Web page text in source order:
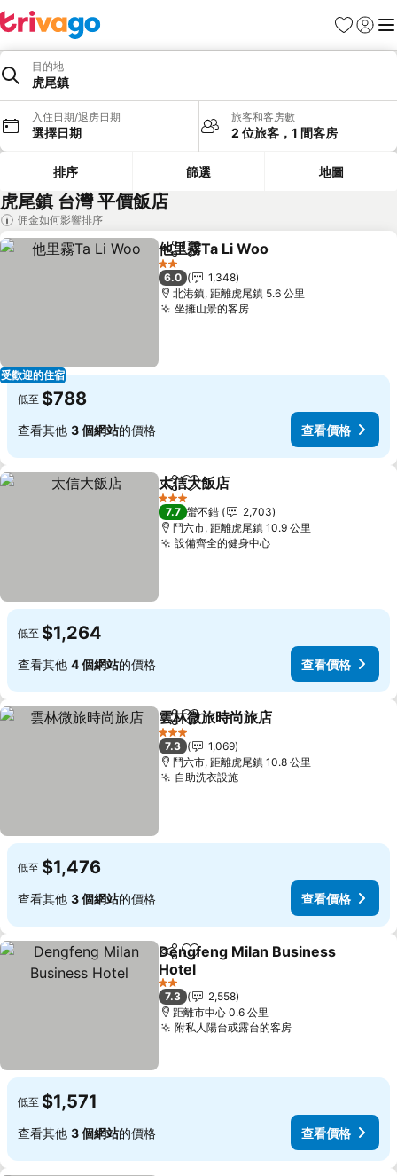
我的最愛
登入 選
目的地
虎尾鎮
入住日期/退房日期
選擇日期
旅客和客房數
2 位旅客，1 間客房
排序 篩選 地圖
虎尾鎮 台灣 平價飯店
佣金如何影響排序
受歡迎的住宿
分享 加入我的最愛
他里霧Ta Li Woo
2 星級
6.0
1,348
北港鎮, 距離虎尾鎮 5.6 公里
坐擁山景的客房查看價格
低至 $788
查看其他 3 個網站的價格 查看價格
分享 加入我的最愛
太信大飯店
3 星級
7.7 蠻不錯
2,703
鬥六市, 距離虎尾鎮 10.9 公里
設備齊全的健身中心查看價格
低至 $1,264
查看其他 4 個網站的價格 查看價格
分享 加入我的最愛
雲林微旅時尚旅店
3 星級
7.3
1,069
鬥六市, 距離虎尾鎮 10.8 公里
自助洗衣設施查看價格
低至 $1,476
查看其他 3 個網站的價格 查看價格
分享 加入我的最愛
Dengfeng Milan Business
Hotel
查看價格
2 星級
7.3
2,558
距離市中心 0.6 公里
附私人陽台或露台的客房查看價格
低至 $1,571
查看其他 3 個網站的價格 查看價格